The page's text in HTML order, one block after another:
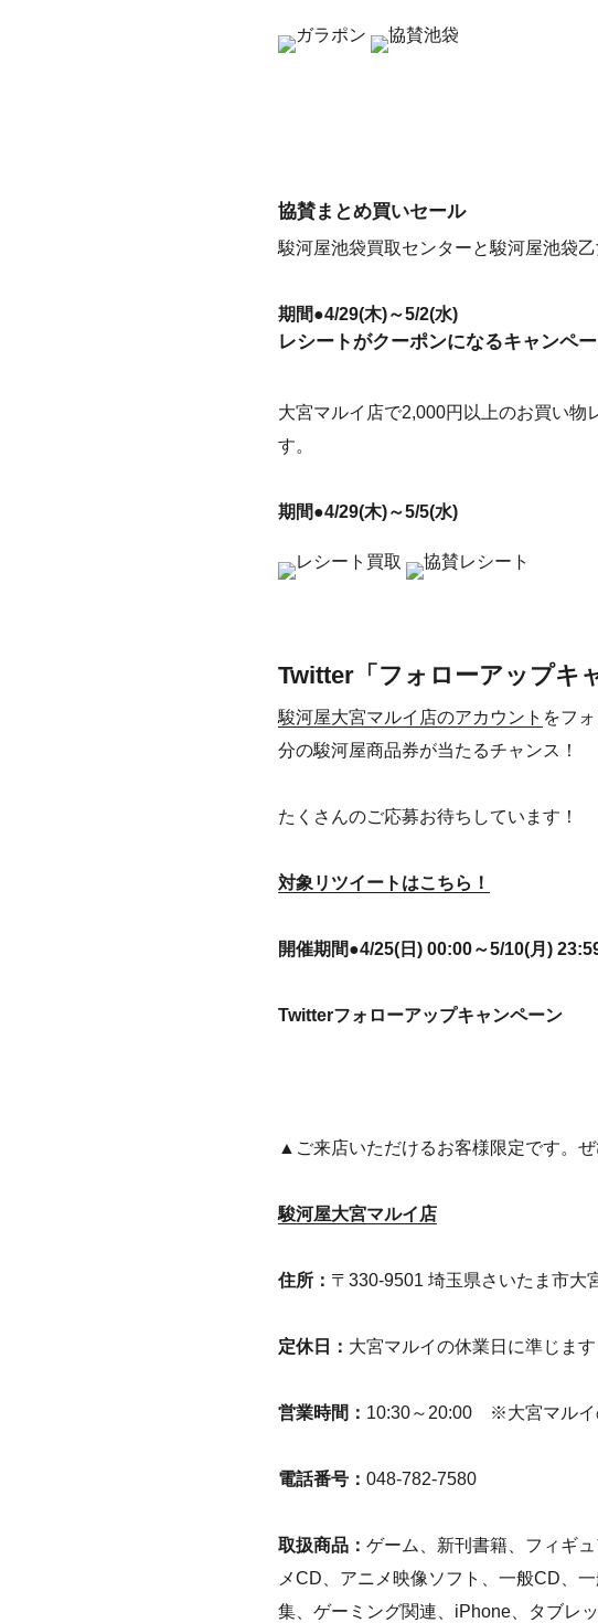
協賛まとめ買いセール
駿河屋池袋買取センターと駿河屋池袋
期間●4/29(木)～5/2(水)
レシートがクーポンになるキャンペ
大宮マルイ店で2,000円以上のお買い
す。
期間●4/29(木)～5/5(水)
Twitter「フォローアップキ
駿河屋大宮マルイ店のアカウント をフ
分の駿河屋商品券が当たるチャンス！
たくさんのご応募お待ちしています！
対象リツイートはこちら！
開催期間●4/25(日) 00:00～5/10(月)
Twitterフォローアップキャンペーン
▲ご来店いただけるお客様限定です。
駿河屋大宮マルイ店
住所： 〒330-9501 埼玉県さいたま市
定休日： 大宮マルイの休業日に準じます
営業時間： 10:30～20:00 ※大宮マルイ
電話番号： 048-782-7580
取扱商品： ゲーム、新刊書籍、フィギ
メCD、アニメ映像ソフト、一般CD、
集、ゲーミング関連、iPhone、タブレ